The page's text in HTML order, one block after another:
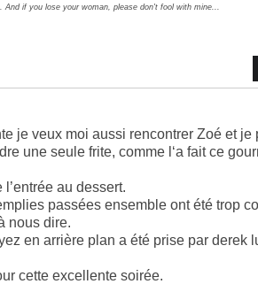
if you lose your woman, please don't fool with mine...
je veux moi aussi rencontrer Zoé et je
une seule frite, comme l‘a fait ce
l’entrée au dessert.
passées ensemble ont été trop
nous dire.
en arrière plan a été prise par derek
cette excellente soirée.